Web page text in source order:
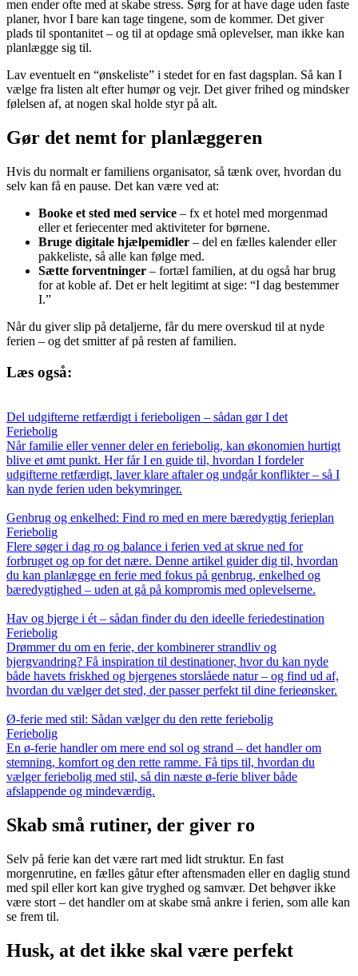
men ender ofte med at skabe stress. Sørg for at have dage uden faste
planer, hvor I bare kan tage tingene, som de kommer. Det giver
plads til spontanitet – og til at opdage små oplevelser, man ikke kan
planlægge sig til.
Lav eventuelt en “ønskeliste” i stedet for en fast dagsplan. Så kan I
vælge fra listen alt efter humør og vejr. Det giver frihed og mindsker
følelsen af, at nogen skal holde styr på alt.
Gør det nemt for planlæggeren
Hvis du normalt er familiens organisator, så tænk over, hvordan du
selv kan få en pause. Det kan være ved at:
Booke et sted med service – fx et hotel med morgenmad
eller et feriecenter med aktiviteter for børnene.
Bruge digitale hjælpemidler – del en fælles kalender eller
pakkeliste, så alle kan følge med.
Sætte forventninger – fortæl familien, at du også har brug
for at koble af. Det er helt legitimt at sige: “I dag bestemmer
I.”
Når du giver slip på detaljerne, får du mere overskud til at nyde
ferien – og det smitter af på resten af familien.
Læs også:
Del udgifterne retfærdigt i ferieboligen – sådan gør I det
Feriebolig
Når familie eller venner deler en feriebolig, kan økonomien hurtigt
blive et ømt punkt. Her får I en guide til, hvordan I fordeler
udgifterne retfærdigt, laver klare aftaler og undgår konflikter – så I
kan nyde ferien uden bekymringer.
Genbrug og enkelhed: Find ro med en mere bæredygtig ferieplan
Feriebolig
Flere søger i dag ro og balance i ferien ved at skrue ned for
forbruget og op for det nære. Denne artikel guider dig til, hvordan
du kan planlægge en ferie med fokus på genbrug, enkelhed og
bæredygtighed – uden at gå på kompromis med oplevelserne.
Hav og bjerge i ét – sådan finder du den ideelle feriedestination
Feriebolig
Drømmer du om en ferie, der kombinerer strandliv og
bjergvandring? Få inspiration til destinationer, hvor du kan nyde
både havets friskhed og bjergenes storslåede natur – og find ud af,
hvordan du vælger det sted, der passer perfekt til dine ferieønsker.
Ø-ferie med stil: Sådan vælger du den rette feriebolig
Feriebolig
En ø-ferie handler om mere end sol og strand – det handler om
stemning, komfort og den rette ramme. Få tips til, hvordan du
vælger feriebolig med stil, så din næste ø-ferie bliver både
afslappende og mindeværdig.
Skab små rutiner, der giver ro
Selv på ferie kan det være rart med lidt struktur. En fast
morgenrutine, en fælles gåtur efter aftensmaden eller en daglig stund
med spil eller kort kan give tryghed og samvær. Det behøver ikke
være stort – det handler om at skabe små ankre i ferien, som alle kan
se frem til.
Husk, at det ikke skal være perfekt